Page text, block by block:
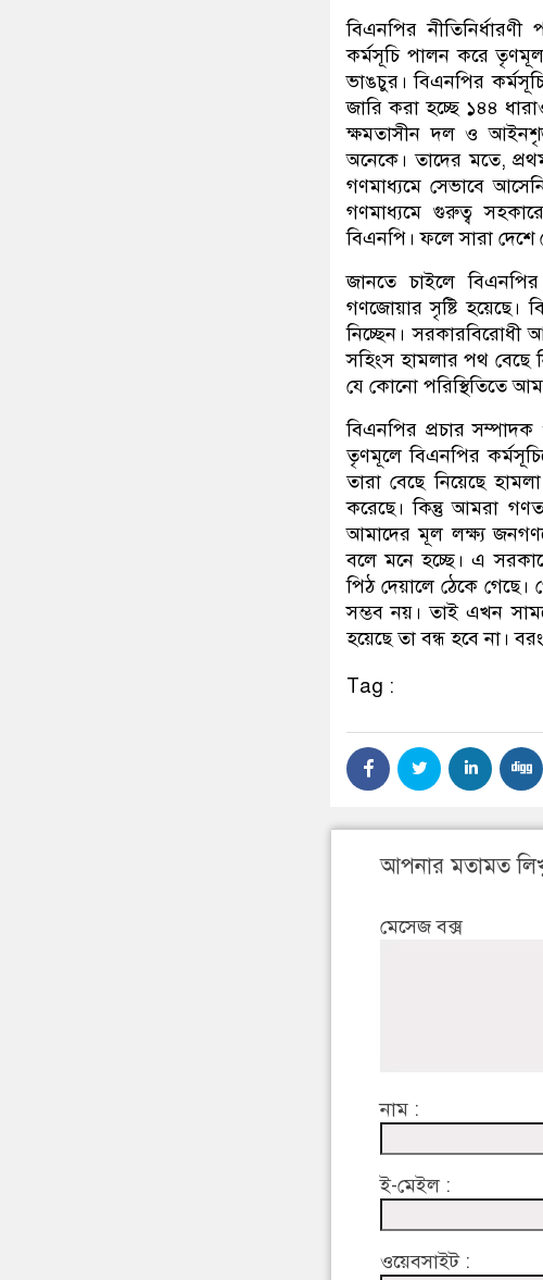
বিএনপির
কর্মসূচি পালন করে
ভাঙচুর। বিএনপির
জারি করা হচ্ছে ১৪৪
ক্ষমতাসীন দল ও
অনেকে। তাদের মতে,
গণমাধ্যমে সেভাবে
গণমাধ্যমে গুরুত্ব
বিএনপি। ফলে সারা দেশে
জানতে চাইলে
গণজোয়ার সৃষ্টি হয়েছে।
নিচ্ছেন। সরকারবিরোধী
সহিংস হামলার পথ বেছে
যে কোনো পরিস্থিতিতে
বিএনপির প্রচার
তৃণমূলে বিএনপির
তারা বেছে নিয়েছে
করেছে। কিন্তু আমরা
আমাদের মূল লক্ষ্য
বলে মনে হচ্ছে। এ
পিঠ দেয়ালে ঠেকে
সম্ভব নয়। তাই এখন
হয়েছে তা বন্ধ হবে না।
Tag :
আপনার মতামত
মেসেজ বক্স
নাম :
ই-মেইল :
ওয়েবসাইট :